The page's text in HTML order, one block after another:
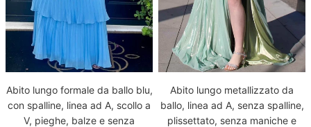
Abito lungo formale da ballo blu,
con spalline, linea ad A, scollo a
V, pieghe, balze e senza
Abito lungo metallizzato da
ballo, linea ad A, senza spalline,
plissettato, senza maniche e